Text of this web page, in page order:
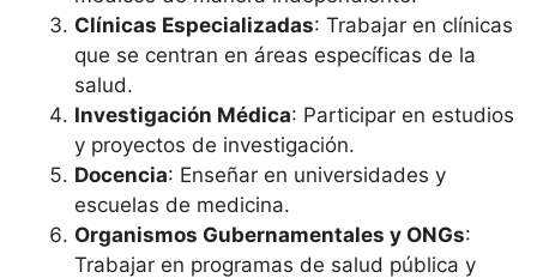
Clínicas Especializadas: Trabajar en clínicas
que se centran en áreas específicas de la
salud.
Investigación Médica: Participar en estudios
y proyectos de investigación.
Docencia: Enseñar en universidades y
escuelas de medicina.
Organismos Gubernamentales y ONGs:
Trabajar en programas de salud pública y